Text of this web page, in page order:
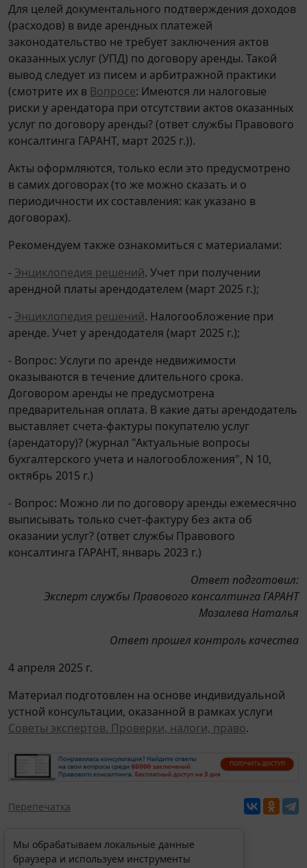
Для целей документального подтверждения доходов
(расходов) в виде арендных платежей
законодательство не требует заключения актов
оказанных услуг (УПД) по договору аренды. Такой
вывод следует из писем и арбитражной практики
(смотрите их в Вопросе: Имеются ли налоговые
риски у арендатора при отсутствии актов оказанных
услуг по договору аренды? (ответ службы Правового
консалтинга ГАРАНТ, март 2025 г.)).
Акты оформляются, только если это предусмотрено
в самих договорах (то же можно сказать и о
периодичности их составления: как указано в
договорах).
Рекомендуем также ознакомиться с материалами:
- Энциклопедия решений. Учет при получении
арендной платы арендодателем (март 2025 г.);
- Энциклопедия решений. Налогообложение при
аренде. Учет у арендодателя (март 2025 г.);
- Вопрос: Услуги по аренде недвижимости
оказываются в течение длительного срока.
Договором аренды не предусмотрена
предварительная оплата. В какие даты арендодатель
выставляет счета-фактуры покупателю услуг
(арендатору)? (журнал "Актуальные вопросы
бухгалтерского учета и налогообложения", N 10,
октябрь 2015 г.)
- Вопрос: Можно ли по договору аренды ежемесячно
выписывать только счет-фактуру без акта об
оказании услуг? (ответ службы Правового
консалтинга ГАРАНТ, январь 2023 г.)
Ответ подготовил:
Эксперт службы Правового консалтинга ГАРАНТ
Мозалева Наталья
Ответ прошел контроль качества
4 апреля 2025 г.
Материал подготовлен на основе индивидуальной
устной консультации, оказанной в рамках услуги
Советы экспертов. Проверки, налоги, право.
Перепечатка
Мы обрабатываем локальные данные
браузера и используем инструменты